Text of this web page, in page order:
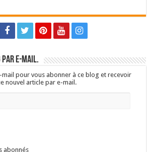
par e-mail.
mail pour vous abonner à ce blog et recevoir
nouvel article par e-mail.
abonnés